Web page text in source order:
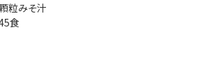
粒みそ汁
食